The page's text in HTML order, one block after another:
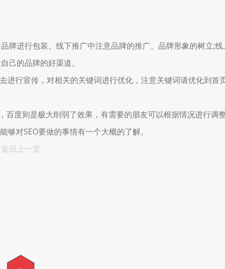
进行包装。线下推广中注意品牌的推广、品牌形象的树立;
己的品牌的好渠道。
行宣传，对相关的关键词进行优化，注意关键词请优化到首
则是极大削弱了效果，有需要的朋友可以根据情况进行调整
对SEO要做的事情有一个大概的了解。
返回上一页